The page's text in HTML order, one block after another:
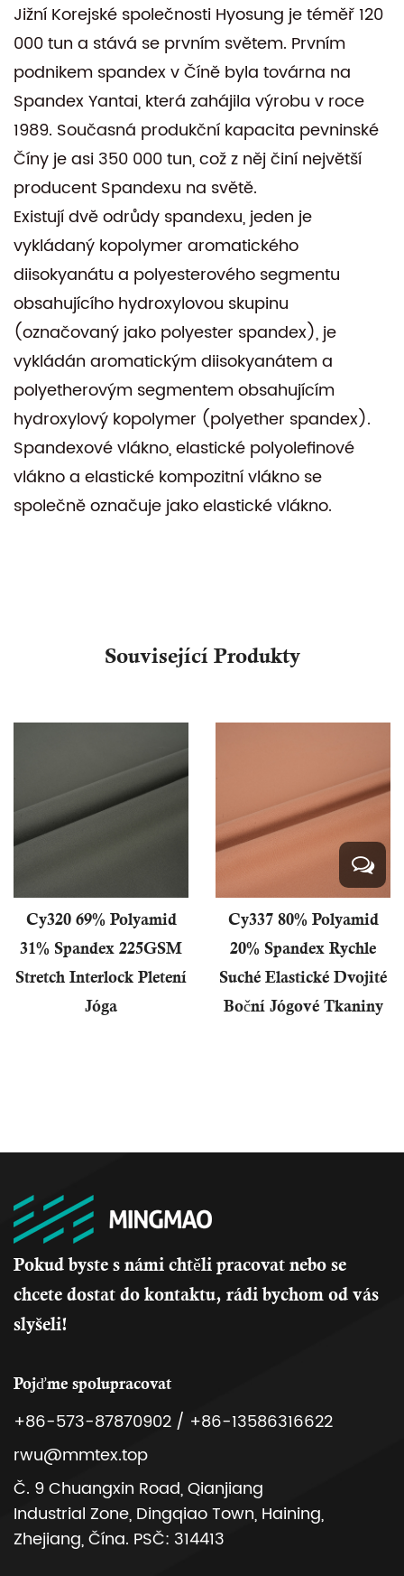
Jižní Korejské společnosti Hyosung je téměř 120
000 tun a stává se prvním světem. Prvním
podnikem spandex v Číně byla továrna na
Spandex Yantai, která zahájila výrobu v roce
1989. Současná produkční kapacita pevninské
Číny je asi 350 000 tun, což z něj činí největší
producent Spandexu na světě.
Existují dvě odrůdy spandexu, jeden je
vykládaný kopolymer aromatického
diisokyanátu a polyesterového segmentu
obsahujícího hydroxylovou skupinu
(označovaný jako polyester spandex), je
vykládán aromatickým diisokyanátem a
polyetherovým segmentem obsahujícím
hydroxylový kopolymer (polyether spandex).
Spandexové vlákno, elastické polyolefinové
vlákno a elastické kompozitní vlákno se
společně označuje jako elastické vlákno.
Související Produkty
Cy320 69% Polyamid
31% Spandex 225GSM
Stretch Interlock Pletení
Jóga
Cy337 80% Polyamid
20% Spandex Rychle
Suché Elastické Dvojité
Boční Jógové Tkaniny
Pokud byste s námi chtěli pracovat nebo se
chcete dostat do kontaktu, rádi bychom od vás
slyšeli!
Pojďme spolupracovat
+86-573-87870902 / +86-13586316622
rwu@mmtex.top
Č. 9 Chuangxin Road, Qianjiang
Industrial Zone, Dingqiao Town, Haining,
Zhejiang, Čína. PSČ: 314413